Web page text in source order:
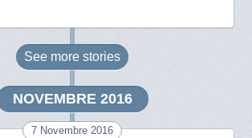
See more stories
NOVEMBRE 2016
7 Novembre 2016